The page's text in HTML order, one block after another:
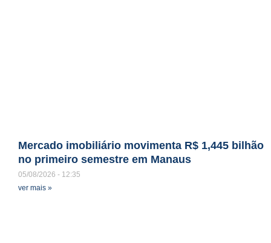
Mercado imobiliário movimenta R$ 1,445 bilhão
no primeiro semestre em Manaus
05/08/2026
12:35
ver mais »